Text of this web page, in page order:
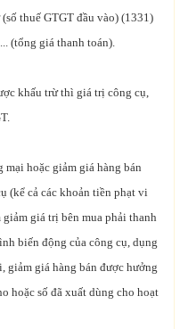
thuế GTGT đầu vào) (1331)
(tổng giá thanh toán).
khấu trừ thì giá trị công cụ,
hoặc giảm giá hàng bán
(kể cả các khoản tiền phạt vi
giá trị bên mua phải thanh
biến động của công cụ, dụng
giảm giá hàng bán được hưởng
hoặc số đã xuất dùng cho hoạt